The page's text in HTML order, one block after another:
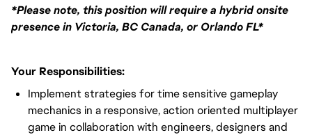
*Please note, this position will require a hybrid onsite
presence in Victoria, BC Canada, or Orlando FL*
Your Responsibilities:
Implement strategies for time sensitive gameplay
mechanics in a responsive, action oriented multiplayer
game in collaboration with engineers, designers and